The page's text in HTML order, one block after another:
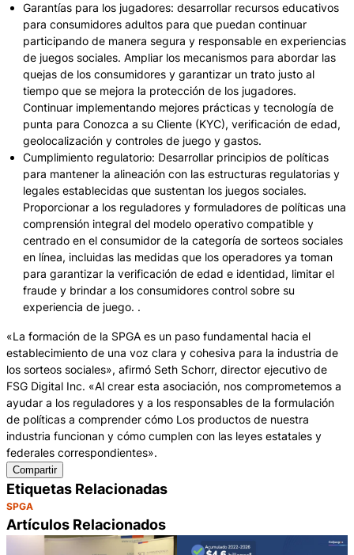
Garantías para los jugadores: desarrollar recursos educativos
para consumidores adultos para que puedan continuar
participando de manera segura y responsable en experiencias
de juegos sociales. Ampliar los mecanismos para abordar las
quejas de los consumidores y garantizar un trato justo al
tiempo que se mejora la protección de los jugadores.
Continuar implementando mejores prácticas y tecnología de
punta para Conozca a su Cliente (KYC), verificación de edad,
geolocalización y controles de juego y gastos.
Cumplimiento regulatorio: Desarrollar principios de políticas
para mantener la alineación con las estructuras regulatorias y
legales establecidas que sustentan los juegos sociales.
Proporcionar a los reguladores y formuladores de políticas una
comprensión integral del modelo operativo compatible y
centrado en el consumidor de la categoría de sorteos sociales
en línea, incluidas las medidas que los operadores ya toman
para garantizar la verificación de edad e identidad, limitar el
fraude y brindar a los consumidores control sobre su
experiencia de juego. .
«La formación de la SPGA es un paso fundamental hacia el
establecimiento de una voz clara y cohesiva para la industria de
los sorteos sociales», afirmó Seth Schorr, director ejecutivo de
FSG Digital Inc. «Al crear esta asociación, nos comprometemos a
ayudar a los reguladores y a los responsables de la formulación
de políticas a comprender cómo Los productos de nuestra
industria funcionan y cómo cumplen con las leyes estatales y
federales correspondientes».
Compartir
Etiquetas Relacionadas
SPGA
Artículos Relacionados